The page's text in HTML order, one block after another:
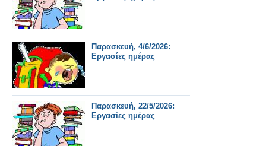
Παρασκευή, 4/6/2026:
Εργασίες ημέρας
Παρασκευή, 22/5/2026:
Εργασίες ημέρας